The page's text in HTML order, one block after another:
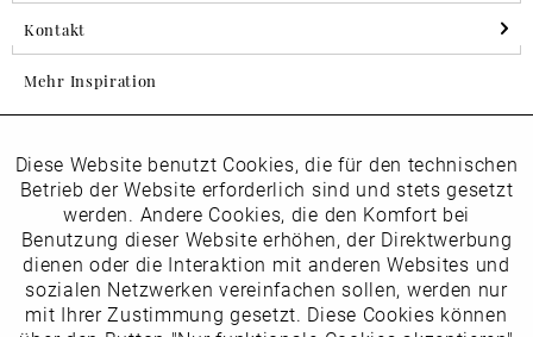
Kontakt
Mehr Inspiration
Folgen Sie uns auf Instagram
horsch_schuhe
Newsletter
Funktionale Aktiv
Marketing Inaktiv
Tracking Inaktiv
Diese Website benutzt Cookies, die für den technischen
Betrieb der Website erforderlich sind und stets gesetzt
werden. Andere Cookies, die den Komfort bei
Benutzung dieser Website erhöhen, der Direktwerbung
dienen oder die Interaktion mit anderen Websites und
sozialen Netzwerken vereinfachen sollen, werden nur
mit Ihrer Zustimmung gesetzt. Diese Cookies können